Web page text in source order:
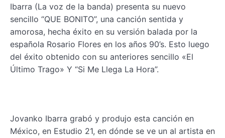
Ibarra (La voz de la banda) presenta su nuevo
sencillo “QUE BONITO”, una canción sentida y
amorosa, hecha éxito en su versión balada por la
española Rosario Flores en los años 90’s. Esto luego
del éxito obtenido con su anteriores sencillo «El
Último Trago» Y “Si Me Llega La Hora”.
Jovanko Ibarra grabó y produjo esta canción en
México, en Estudio 21, en dónde se ve un al artista en